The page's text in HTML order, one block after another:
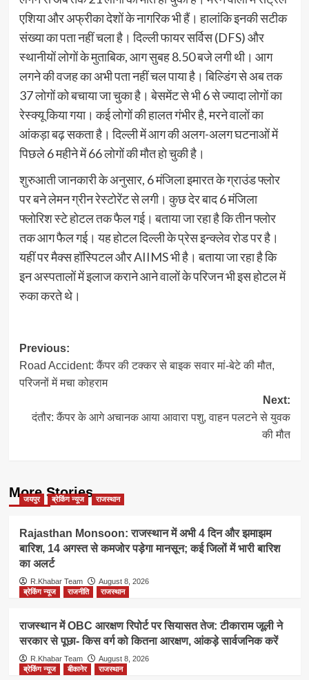
एशिया और अफ्रीका देशों के नागरिक भी हैं। हालांकि इनकी सटीक
संख्या का पता नहीं चला है। दिल्ली फायर सर्विस (DFS) और
स्थानीयों लोगों के मुताबिक, आग सुबह 8.50 बजे लगी थी। आग
लगने की वजह का अभी पता नहीं चल पाया है। बिल्डिंग से अब तक
37 लोगों को बचाया जा चुका है। बेसमेंट से भी 6 से ज्यादा लोगों का
रेस्क्यू किया गया। कई लोगों की हालत गंभीर है, मरने वालों का
आंकड़ा बढ़ सकता है। दिल्ली में आग की अलग-अलग घटनाओं में
पिछले 6 महीने में 66 लोगों की मौत हो चुकी है।
शुरुआती जानकारी के अनुसार, 6 मंजिला इमारत के ग्राउंड फ्लोर
पर बने लेमन ग्रीन रेस्टोरेंट से लगी। कुछ देर बाद 6 मंजिला
फ्लोरिश स्टे होटल तक फैल गई। बताया जा रहा है कि तीन फ्लोर
तक आग फैल गई। यह होटल दिल्ली के प्रेस इन्क्लेव रोड पर है।
यहीं पर मैक्स हॉस्पिटल और AIIMS भी है। बताया जा रहा है कि
इन अस्पतालों में इलाज कराने आने वालों के परिजन भी इस होटल में
रुका करते थे।
Post
navigation
Previous:
Road Accident: कैंपर की टक्कर से बाइक सवार मां-बेटे की मौत,
परिजनों में मचा कोहराम
Next:
दंतौर: कैंपर के आगे अचानक आया आवारा पशु, वाहन पलटने से युवक
की मौत
More Stories
जयपुर ब्रेकिंग न्यूज राजस्थान
Rajasthan Monsoon: राजस्थान में अभी 4 दिन और झमाझम
बारिश, 14 अगस्त से कमजोर पड़ेगा मानसून; कई जिलों में भारी बारिश
का अलर्ट
R.Khabar Team
August 8, 2026
ब्रेकिंग न्यूज
राजनीति राजस्थान
राजस्थान में OBC आरक्षण रिपोर्ट पर सियासत तेज: टीकाराम जूली ने
सरकार से पूछा- किस वर्ग को कितना आरक्षण, आंकड़े सार्वजनिक करें
R.Khabar Team
August 8, 2026
ब्रेकिंग न्यूज
बीकानेर राजस्थान